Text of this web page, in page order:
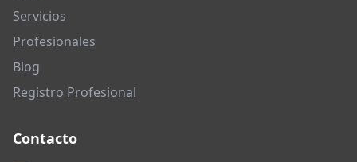
Servicios
Profesionales
Blog
Registro Profesional
Contacto